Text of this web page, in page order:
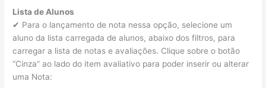
Lista de Alunos
✔ Para o lançamento de nota nessa opção, selecione um
aluno da lista carregada de alunos, abaixo dos filtros, para
carregar a lista de notas e avaliações. Clique sobre o botão
“Cinza” ao lado do item avaliativo para poder inserir ou alterar
uma Nota: